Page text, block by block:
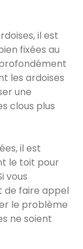
il est
fixées au
les ardoises
une
clous plus
il est
le toit pour
vous
de faire appel
le problème
ne soient